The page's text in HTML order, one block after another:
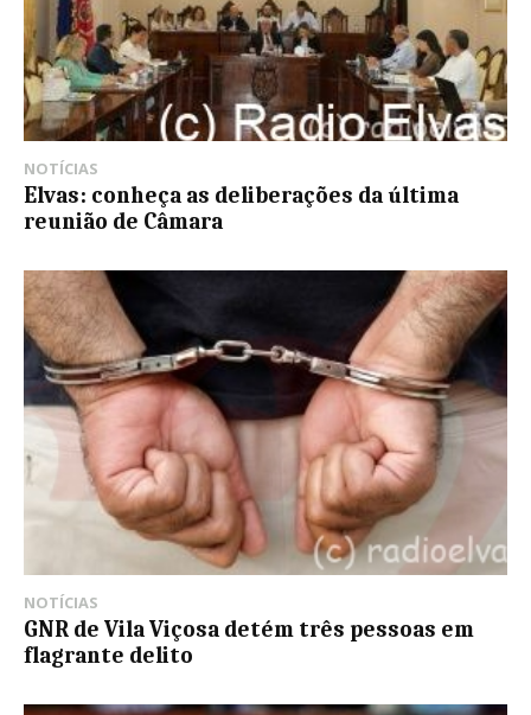
NOTÍCIAS
Elvas: conheça as deliberações da última
reunião de Câmara
NOTÍCIAS
GNR de Vila Viçosa detém três pessoas em
flagrante delito